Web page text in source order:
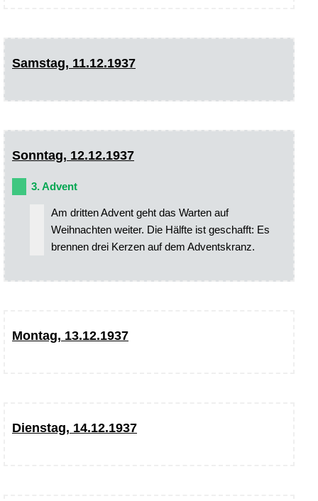
Samstag, 11.12.1937
Sonntag, 12.12.1937
3. Advent
Am dritten Advent geht das Warten auf
Weihnachten weiter. Die Hälfte ist geschafft: Es
brennen drei Kerzen auf dem Adventskranz.
Montag, 13.12.1937
Dienstag, 14.12.1937